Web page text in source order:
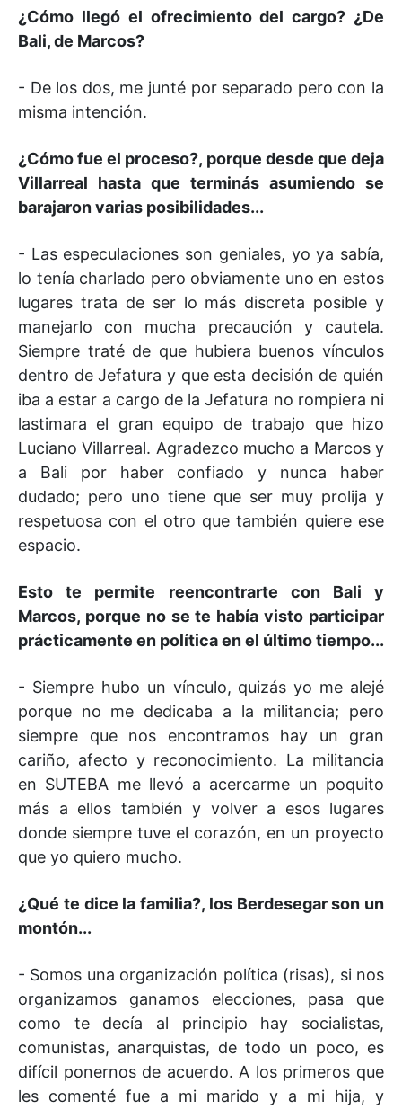
¿Cómo llegó el ofrecimiento del cargo? ¿De
Bali, de Marcos?
- De los dos, me junté por separado pero con la
misma intención.
¿Cómo fue el proceso?, porque desde que deja
Villarreal hasta que terminás asumiendo se
barajaron varias posibilidades...
- Las especulaciones son geniales, yo ya sabía,
lo tenía charlado pero obviamente uno en estos
lugares trata de ser lo más discreta posible y
manejarlo con mucha precaución y cautela.
Siempre traté de que hubiera buenos vínculos
dentro de Jefatura y que esta decisión de quién
iba a estar a cargo de la Jefatura no rompiera ni
lastimara el gran equipo de trabajo que hizo
Luciano Villarreal. Agradezco mucho a Marcos y
a Bali por haber confiado y nunca haber
dudado; pero uno tiene que ser muy prolija y
respetuosa con el otro que también quiere ese
espacio.
Esto te permite reencontrarte con Bali y
Marcos, porque no se te había visto participar
prácticamente en política en el último tiempo...
- Siempre hubo un vínculo, quizás yo me alejé
porque no me dedicaba a la militancia; pero
siempre que nos encontramos hay un gran
cariño, afecto y reconocimiento. La militancia
en SUTEBA me llevó a acercarme un poquito
más a ellos también y volver a esos lugares
donde siempre tuve el corazón, en un proyecto
que yo quiero mucho.
¿Qué te dice la familia?, los Berdesegar son un
montón...
- Somos una organización política (risas), si nos
organizamos ganamos elecciones, pasa que
como te decía al principio hay socialistas,
comunistas, anarquistas, de todo un poco, es
difícil ponernos de acuerdo. A los primeros que
les comenté fue a mi marido y a mi hija, y